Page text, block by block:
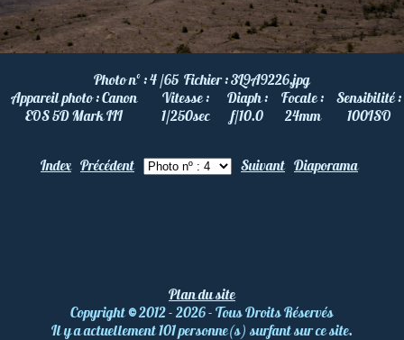
Photo nº :4 /65 Fichier :3L9A9226.jpg
Appareil photo :Canon
EOS 5D Mark III
Vitesse :
1/250sec
Diaph :
f/10.0
Focale :
24mm
Sensibilité :
100ISO
Index Précédent Suivant Diaporama
Plan du site
Copyright©2012 - 2026 - Tous Droits Réservés
Il y a actuellement 101 personne(s) surfant sur ce site.